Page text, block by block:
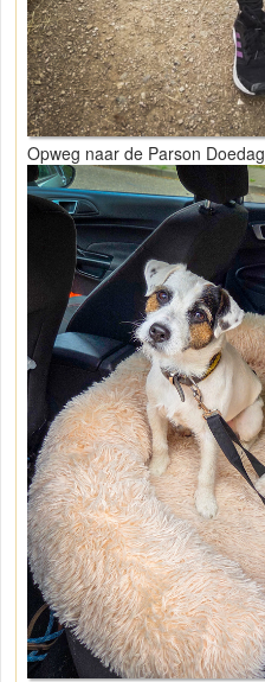
Opweg naar de Parson Doedag